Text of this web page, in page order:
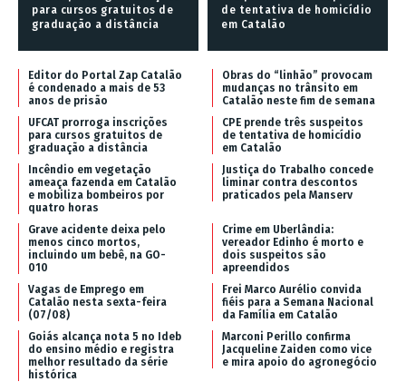
para cursos gratuitos de
graduação a distância
de tentativa de homicídio
em Catalão
Editor do Portal Zap Catalão
é condenado a mais de 53
anos de prisão
Obras do “linhão” provocam
mudanças no trânsito em
Catalão neste fim de semana
UFCAT prorroga inscrições
para cursos gratuitos de
graduação a distância
CPE prende três suspeitos
de tentativa de homicídio
em Catalão
Incêndio em vegetação
ameaça fazenda em Catalão
e mobiliza bombeiros por
quatro horas
Justiça do Trabalho concede
liminar contra descontos
praticados pela Manserv
Grave acidente deixa pelo
menos cinco mortos,
incluindo um bebê, na GO-
010
Crime em Uberlândia:
vereador Edinho é morto e
dois suspeitos são
apreendidos
Vagas de Emprego em
Catalão nesta sexta-feira
(07/08)
Frei Marco Aurélio convida
fiéis para a Semana Nacional
da Família em Catalão
Goiás alcança nota 5 no Ideb
do ensino médio e registra
melhor resultado da série
histórica
Marconi Perillo confirma
Jacqueline Zaiden como vice
e mira apoio do agronegócio